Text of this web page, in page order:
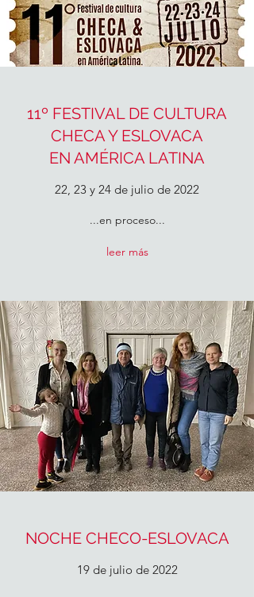
11º FESTIVAL DE CULTURA
CHECA Y ESLOVACA
EN AMÉRICA LATINA
22, 23 y 24 de julio de 2022
...en proceso...
leer más
NOCHE CHECO-ESLOVACA
19 de julio de 2022